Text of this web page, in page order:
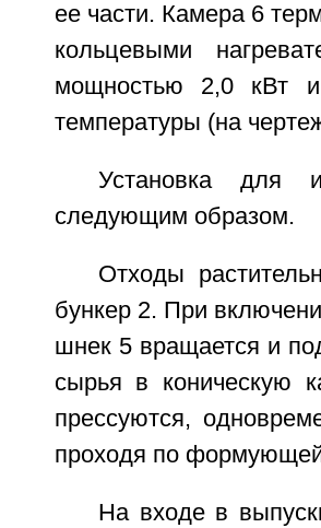
ее части. Камера 6
кольцевыми
мощностью 2,0 кВт и
температуры (на
Установка для
следующим образом.
Отходы
бункер 2. При
шнек 5 вращается и
сырья в коническую
прессуются,
проходя по
На входе в